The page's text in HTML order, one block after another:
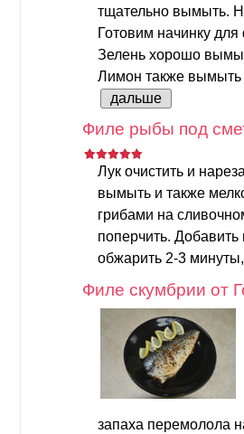
тщательно вымыть.
Готовим начинку
Зелень хорошо
Лимон также вымыть
дальше
Филе рыбы под
Лук очистить и
вымыть и также
грибами на
поперчить.
обжарить 2-3
Филе скумбрии от
запаха перемолола